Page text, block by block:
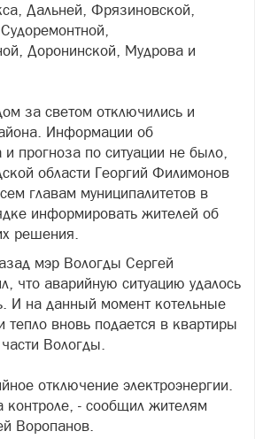
Дальней, Фрязиновской,
Доронинской, Мудрова и
за светом отключились и
Информации об
и прогноза по ситуации не было,
области Георгий Филимонов
главам муниципалитетов в
информировать жителей об
решения.
мэр Вологды Сергей
что аварийную ситуацию удалось
И на данный момент котельные
тепло вновь подается в квартиры
Вологды.
отключение электроэнергии.
контроле, - сообщил жителям
Воропанов.